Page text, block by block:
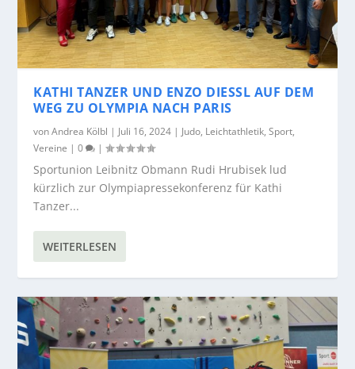
KATHI TANZER UND ENZO DIESSL AUF DEM
WEG ZU OLYMPIA NACH PARIS
vonAndrea Kölbl | Juli 16, 2024 | Judo, Leichtathletik,Sport,
Vereine |0 |
Sportunion Leibnitz Obmann Rudi Hrubisek lud
kürzlich zur Olympiapressekonferenz für Kathi
Tanzer...
WEITERLESEN